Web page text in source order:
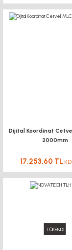
Dijital Koordinat
2000mm
17.253,60 TL
TÜKENDİ